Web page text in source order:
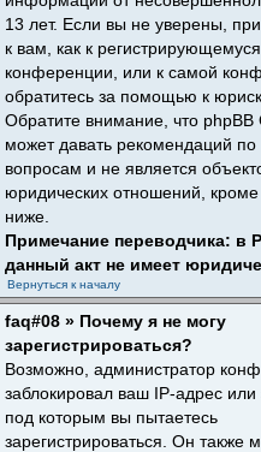
13 лет. Если вы не уверены,
к вам, как к
конференции, или к самой
обратитесь за помощью к
Обратите внимание, что phpBB
может давать рекомендаций
вопросам и не является
юридических отношений, кроме
ниже.
Примечание переводчика: в
данный акт не имеет
Вернуться к началу
faq#08 » Почему я не могу
зарегистрироваться?
Возможно, администратор
заблокировал ваш IP-адрес или
под которым вы пытаетесь
зарегистрироваться. Он также